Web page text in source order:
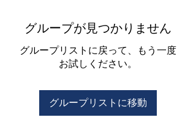
グループが見つかりません
グループリストに戻って、もう一度
お試しください。
グループリストに移動